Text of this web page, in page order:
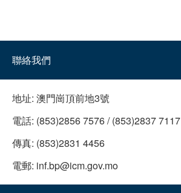
聯絡我們
地址: 澳門崗頂前地3號
電話: (853)2856 7576 / (853)2837 7117
傳真: (853)2831 4456
電郵: inf.bp@icm.gov.mo